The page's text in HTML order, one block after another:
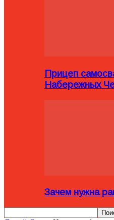
Прицеп
Набережных
Зачем нужна